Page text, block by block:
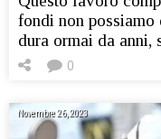
fondi non possiamo
dura ormai da
0
Novembre 26, 2023